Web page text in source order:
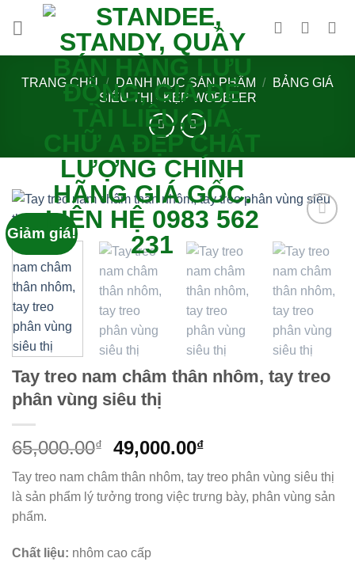
TRANG CHỦ / DANH MỤC SẢN PHẨM /
BẢNG GIÁ
SIÊU THỊ - KẸP WOBBLER
Giảm giá!
wishlist
Tay treo nam châm thân nhôm, tay treo
phân vùng siêu thị
65,000.00₫
Giá
gốc
là:
65,000.00₫.
49,000.00₫Giá
tại
là:
Tay treo nam châm thân nhôm, tay treo phân vùng siêu thị
là sản phẩm lý tưởng trong việc trưng bày, phân vùng sản
phẩm.
Chất liệu: nhôm cao cấp